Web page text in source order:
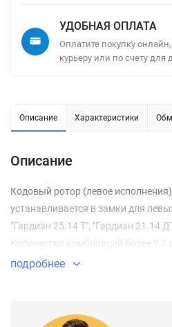
УДОБНАЯ ОПЛАТА
Оплатите покупку
курьеру или по счету
Описание Характеристики
Описание
Кодовый ротор (левое
устанавливается в замки для
"Гардиан 25.14 Т", "Гардиан 21.14
Количество комбинаций более 9,7
подробнее